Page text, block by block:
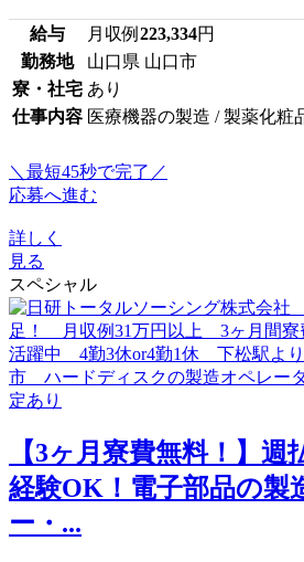
給与 月収例 223,334円
勤務地
山口県 山口市
寮・社宅 あり
仕事内容 医療機器の製造 / 製薬化粧
＼最短45秒で完了／
応募へ進む
詳しく
見る
スペシャル
【3ヶ月寮費無料！】
経験OK！電子部品の製
ー・...